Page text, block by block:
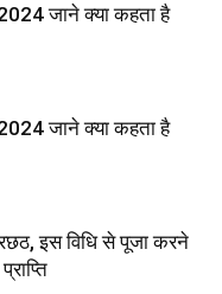
जाने क्या कहता है
जाने क्या कहता है
इस विधि से पूजा करने